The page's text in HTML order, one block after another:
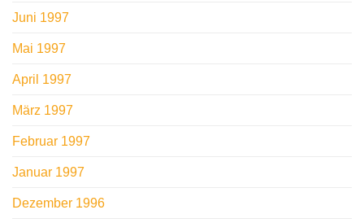
Juni 1997
Mai 1997
April 1997
März 1997
Februar 1997
Januar 1997
Dezember 1996